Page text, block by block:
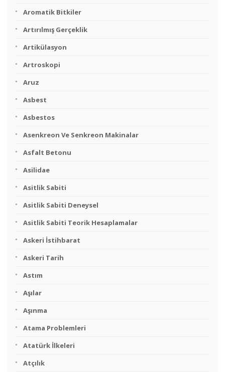
Aromatik Bitkiler
Artırılmış Gerçeklik
Artikülasyon
Artroskopi
Aruz
Asbest
Asbestos
Asenkreon Ve Senkreon Makinalar
Asfalt Betonu
Asilidae
Asitlik Sabiti
Asitlik Sabiti Deneysel
Asitlik Sabiti Teorik Hesaplamalar
Askeri İstihbarat
Askeri Tarih
Astım
Aşılar
Aşınma
Atama Problemleri
Atatürk İlkeleri
Atçılık